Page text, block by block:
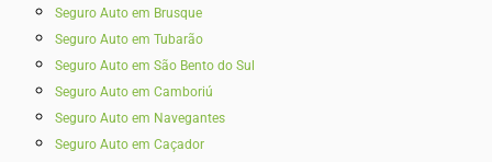
Seguro Auto em Brusque
Seguro Auto em Tubarão
Seguro Auto em São Bento do Sul
Seguro Auto em Camboriú
Seguro Auto em Navegantes
Seguro Auto em Caçador